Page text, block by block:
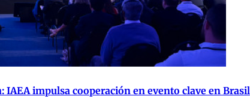
IAEA impulsa cooperación en evento clave en Brasil